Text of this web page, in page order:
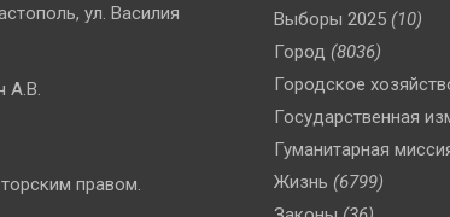
ул. Василия
А.В.
правом.
Выборы 2025 (10)
Город (8036)
Городское
Государственная
Гуманитарная
Жизнь (6799)